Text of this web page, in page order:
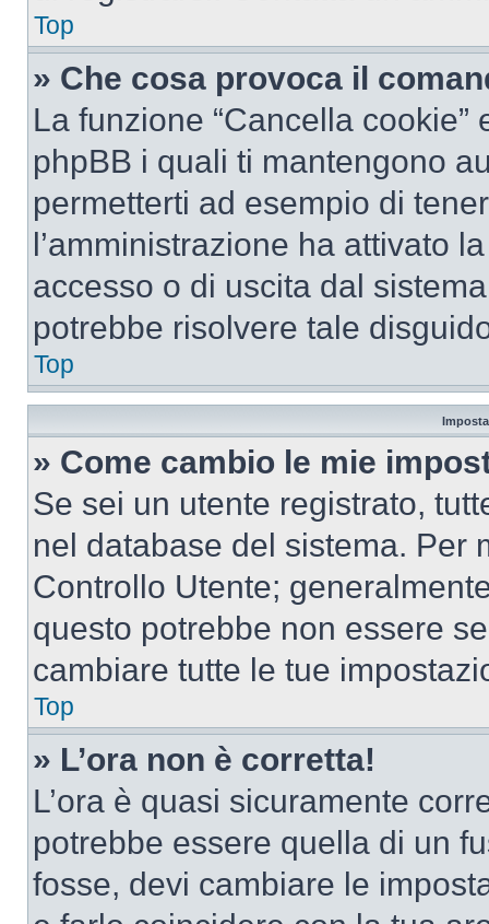
Top
» Che cosa provoca il
La funzione “Cancella
phpBB i quali ti mantengono
permetterti ad esempio di
l’amministrazione ha attivato
accesso o di uscita dal
potrebbe risolvere tale
Top
» Come cambio le mie
Se sei un utente registrato,
nel database del sistema. Per
Controllo Utente;
questo potrebbe non essere
cambiare tutte le tue
Top
» L’ora non è corretta!
L’ora è quasi sicuramente
potrebbe essere quella di un
fosse, devi cambiare le